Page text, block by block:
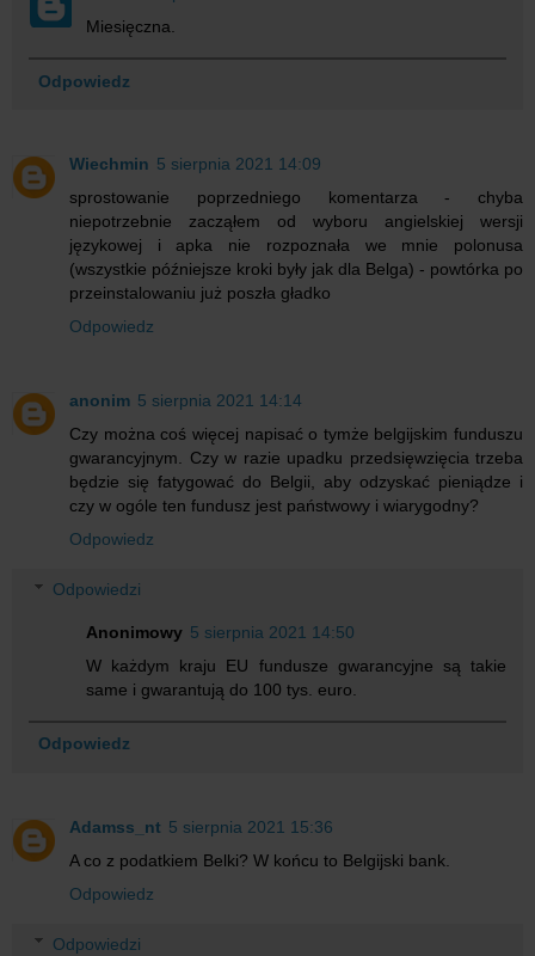
Miesięczna.
Odpowiedz
Wiechmin 5 sierpnia 2021 14:09
sprostowanie poprzedniego komentarza - chyba
niepotrzebnie zacząłem od wyboru angielskiej wersji
językowej i apka nie rozpoznała we mnie polonusa
(wszystkie późniejsze kroki były jak dla Belga) - powtórka po
przeinstalowaniu już poszła gładko
Odpowiedz
anonim 5 sierpnia 2021 14:14
Czy można coś więcej napisać o tymże belgijskim funduszu
gwarancyjnym. Czy w razie upadku przedsięwzięcia trzeba
będzie się fatygować do Belgii, aby odzyskać pieniądze i
czy w ogóle ten fundusz jest państwowy i wiarygodny?
Odpowiedz
Odpowiedzi
Anonimowy 5 sierpnia 2021 14:50
W każdym kraju EU fundusze gwarancyjne są takie
same i gwarantują do 100 tys. euro.
Odpowiedz
Adamss_nt 5 sierpnia 2021 15:36
A co z podatkiem Belki? W końcu to Belgijski bank.
Odpowiedz
Odpowiedzi